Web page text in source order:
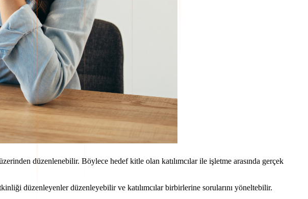
düzenlenebilir. Böylece hedef kitle olan katılımcılar ile işletme arasında gerçek
düzenleyenler düzenleyebilir ve katılımcılar birbirlerine sorularını yöneltebilir.